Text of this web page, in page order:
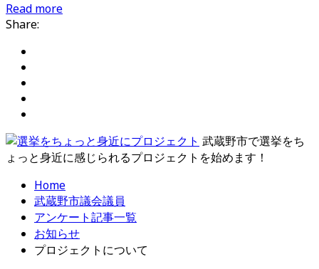
Read more
Share:
武蔵野市で選挙をち
ょっと身近に感じられるプロジェクトを始めます！
Home
武蔵野市議会議員
アンケート記事一覧
お知らせ
プロジェクトについて